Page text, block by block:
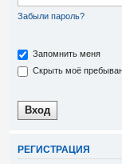
Забыли пароль?
Запомнить меня
Скрыть моё
РЕГИСТРАЦИЯ